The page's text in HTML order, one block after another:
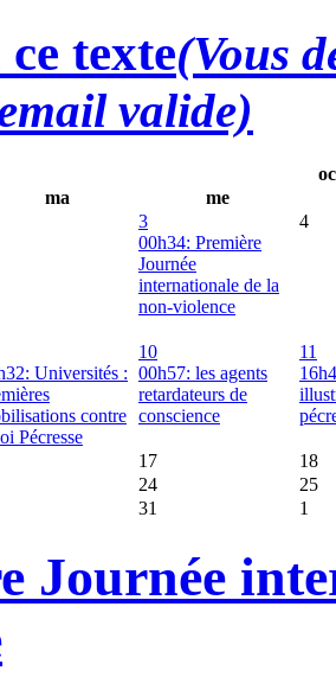
texte(Vous
valide)
ma
me
3
00h34: Première
Journée
internationale de la
non-violence
4
Universités :
contre
Pécresse
10
00h57: les agents
retardateurs de
conscience
11
17
18
24
25
31 1
Journée